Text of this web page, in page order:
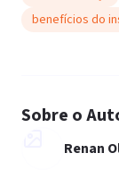
benefícios do
Sobre o
Renan